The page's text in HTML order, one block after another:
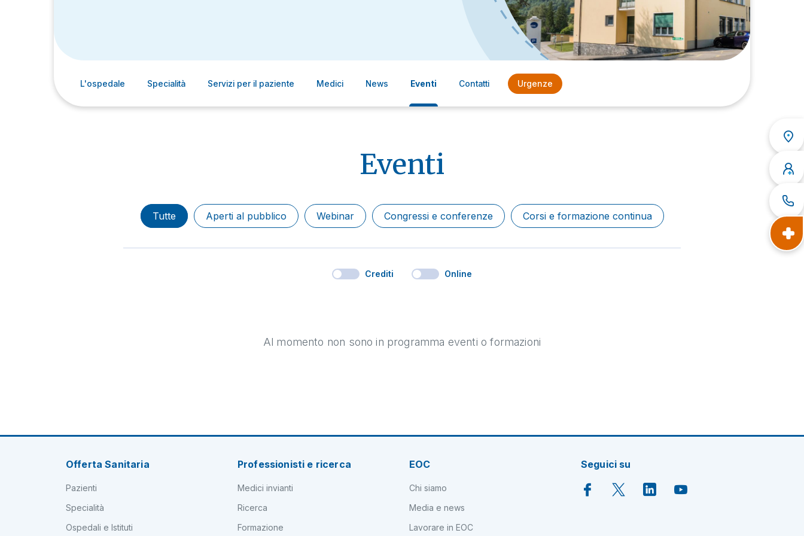
L'ospedale Specialità Servizi per il paziente Medici News Eventi Contatti Urgenze
Eventi
Tutte Aperti al pubblico Webinar Congressi e conferenze Corsi e formazione continua
Crediti Online
Al momento non sono in programma eventi o formazioni
Offerta Sanitaria
Pazienti
Specialità
Ospedali e Istituti
Professionisti e ricerca
Medici invianti
Ricerca
Formazione
EOC
Chi siamo
Media e news
Lavorare in EOC
Seguici su